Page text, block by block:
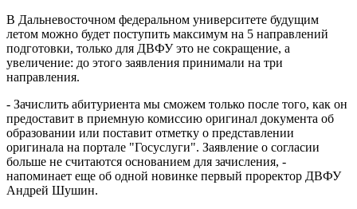
В Дальневосточном федеральном университете будущим
летом можно будет поступить максимум на 5 направлений
подготовки, только для ДВФУ это не сокращение, а
увеличение: до этого заявления принимали на три
направления.
- Зачислить абитуриента мы сможем только после того, как он
предоставит в приемную комиссию оригинал документа об
образовании или поставит отметку о представлении
оригинала на портале "Госуслуги". Заявление о согласии
больше не считаются основанием для зачисления, -
напоминает еще об одной новинке первый проректор ДВФУ
Андрей Шушин.